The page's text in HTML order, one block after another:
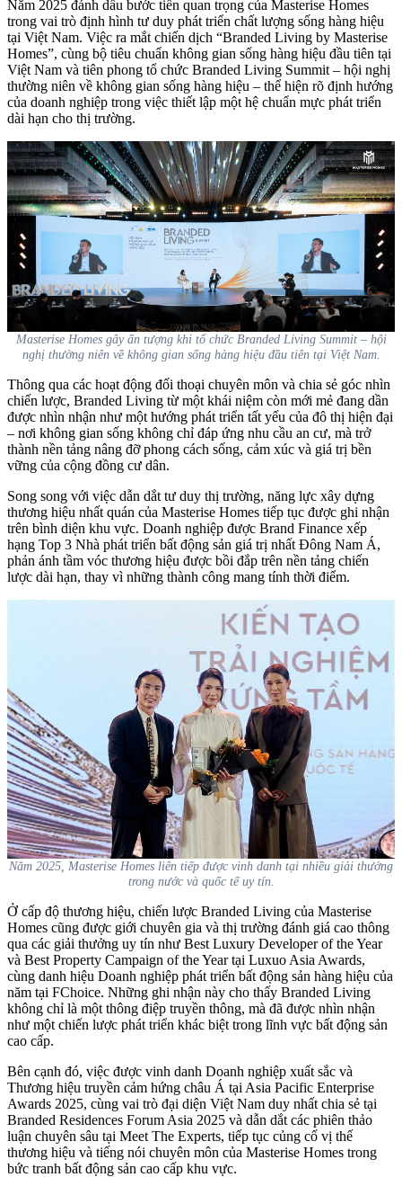
Năm 2025 đánh dấu bước tiến quan trọng của Masterise Homes
trong vai trò định hình tư duy phát triển chất lượng sống hàng hiệu
tại Việt Nam. Việc ra mắt chiến dịch “Branded Living by Masterise
Homes”, cùng bộ tiêu chuẩn không gian sống hàng hiệu đầu tiên tại
Việt Nam và tiên phong tổ chức Branded Living Summit – hội nghị
thường niên về không gian sống hàng hiệu – thể hiện rõ định hướng
của doanh nghiệp trong việc thiết lập một hệ chuẩn mực phát triển
dài hạn cho thị trường.
Masterise Homes gây ấn tượng khi tổ chức Branded Living Summit – hội
nghị thường niên về không gian sống hàng hiệu đầu tiên tại Việt Nam.
Thông qua các hoạt động đối thoại chuyên môn và chia sẻ góc nhìn
chiến lược, Branded Living từ một khái niệm còn mới mẻ đang dần
được nhìn nhận như một hướng phát triển tất yếu của đô thị hiện đại
– nơi không gian sống không chỉ đáp ứng nhu cầu an cư, mà trở
thành nền tảng nâng đỡ phong cách sống, cảm xúc và giá trị bền
vững của cộng đồng cư dân.
Song song với việc dẫn dắt tư duy thị trường, năng lực xây dựng
thương hiệu nhất quán của Masterise Homes tiếp tục được ghi nhận
trên bình diện khu vực. Doanh nghiệp được Brand Finance xếp
hạng Top 3 Nhà phát triển bất động sản giá trị nhất Đông Nam Á,
phản ánh tầm vóc thương hiệu được bồi đắp trên nền tảng chiến
lược dài hạn, thay vì những thành công mang tính thời điểm.
Năm 2025, Masterise Homes liên tiếp được vinh danh tại nhiều giải thưởng
trong nước và quốc tế uy tín.
Ở cấp độ thương hiệu, chiến lược Branded Living của Masterise
Homes cũng được giới chuyên gia và thị trường đánh giá cao thông
qua các giải thưởng uy tín như Best Luxury Developer of the Year
và Best Property Campaign of the Year tại Luxuo Asia Awards,
cùng danh hiệu Doanh nghiệp phát triển bất động sản hàng hiệu của
năm tại FChoice. Những ghi nhận này cho thấy Branded Living
không chỉ là một thông điệp truyền thông, mà đã được nhìn nhận
như một chiến lược phát triển khác biệt trong lĩnh vực bất động sản
cao cấp.
Bên cạnh đó, việc được vinh danh Doanh nghiệp xuất sắc và
Thương hiệu truyền cảm hứng châu Á tại Asia Pacific Enterprise
Awards 2025, cùng vai trò đại diện Việt Nam duy nhất chia sẻ tại
Branded Residences Forum Asia 2025 và dẫn dắt các phiên thảo
luận chuyên sâu tại Meet The Experts, tiếp tục củng cố vị thế
thương hiệu và tiếng nói chuyên môn của Masterise Homes trong
bức tranh bất động sản cao cấp khu vực.